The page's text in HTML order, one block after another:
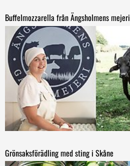
Buffelmozzarella från Ängsholmens mejeri
Grönsaksförädling med sting i Skåne